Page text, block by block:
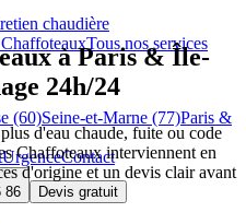
chaudière
Tous nos services
(60)Seine-et-Marne (77)Paris &
UrgenceContact
86 Devis gratuit
à Paris & Île-
24h/24
d'eau chaude, fuite ou code
Chaffoteaux interviennent en
d'origine et un devis clair avant